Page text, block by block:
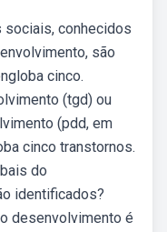
conhecidos
são
cinco.
(tgd) ou
(pdd, em
cinco transtornos.
do
identificados?
desenvolvimento é